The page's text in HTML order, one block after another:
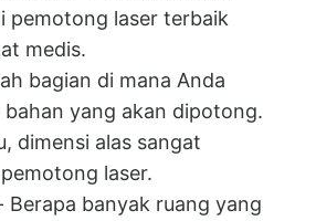
pemotong laser terbaik
medis.
bagian di mana Anda
yang akan dipotong.
dimensi alas sangat
laser.
Berapa banyak ruang yang